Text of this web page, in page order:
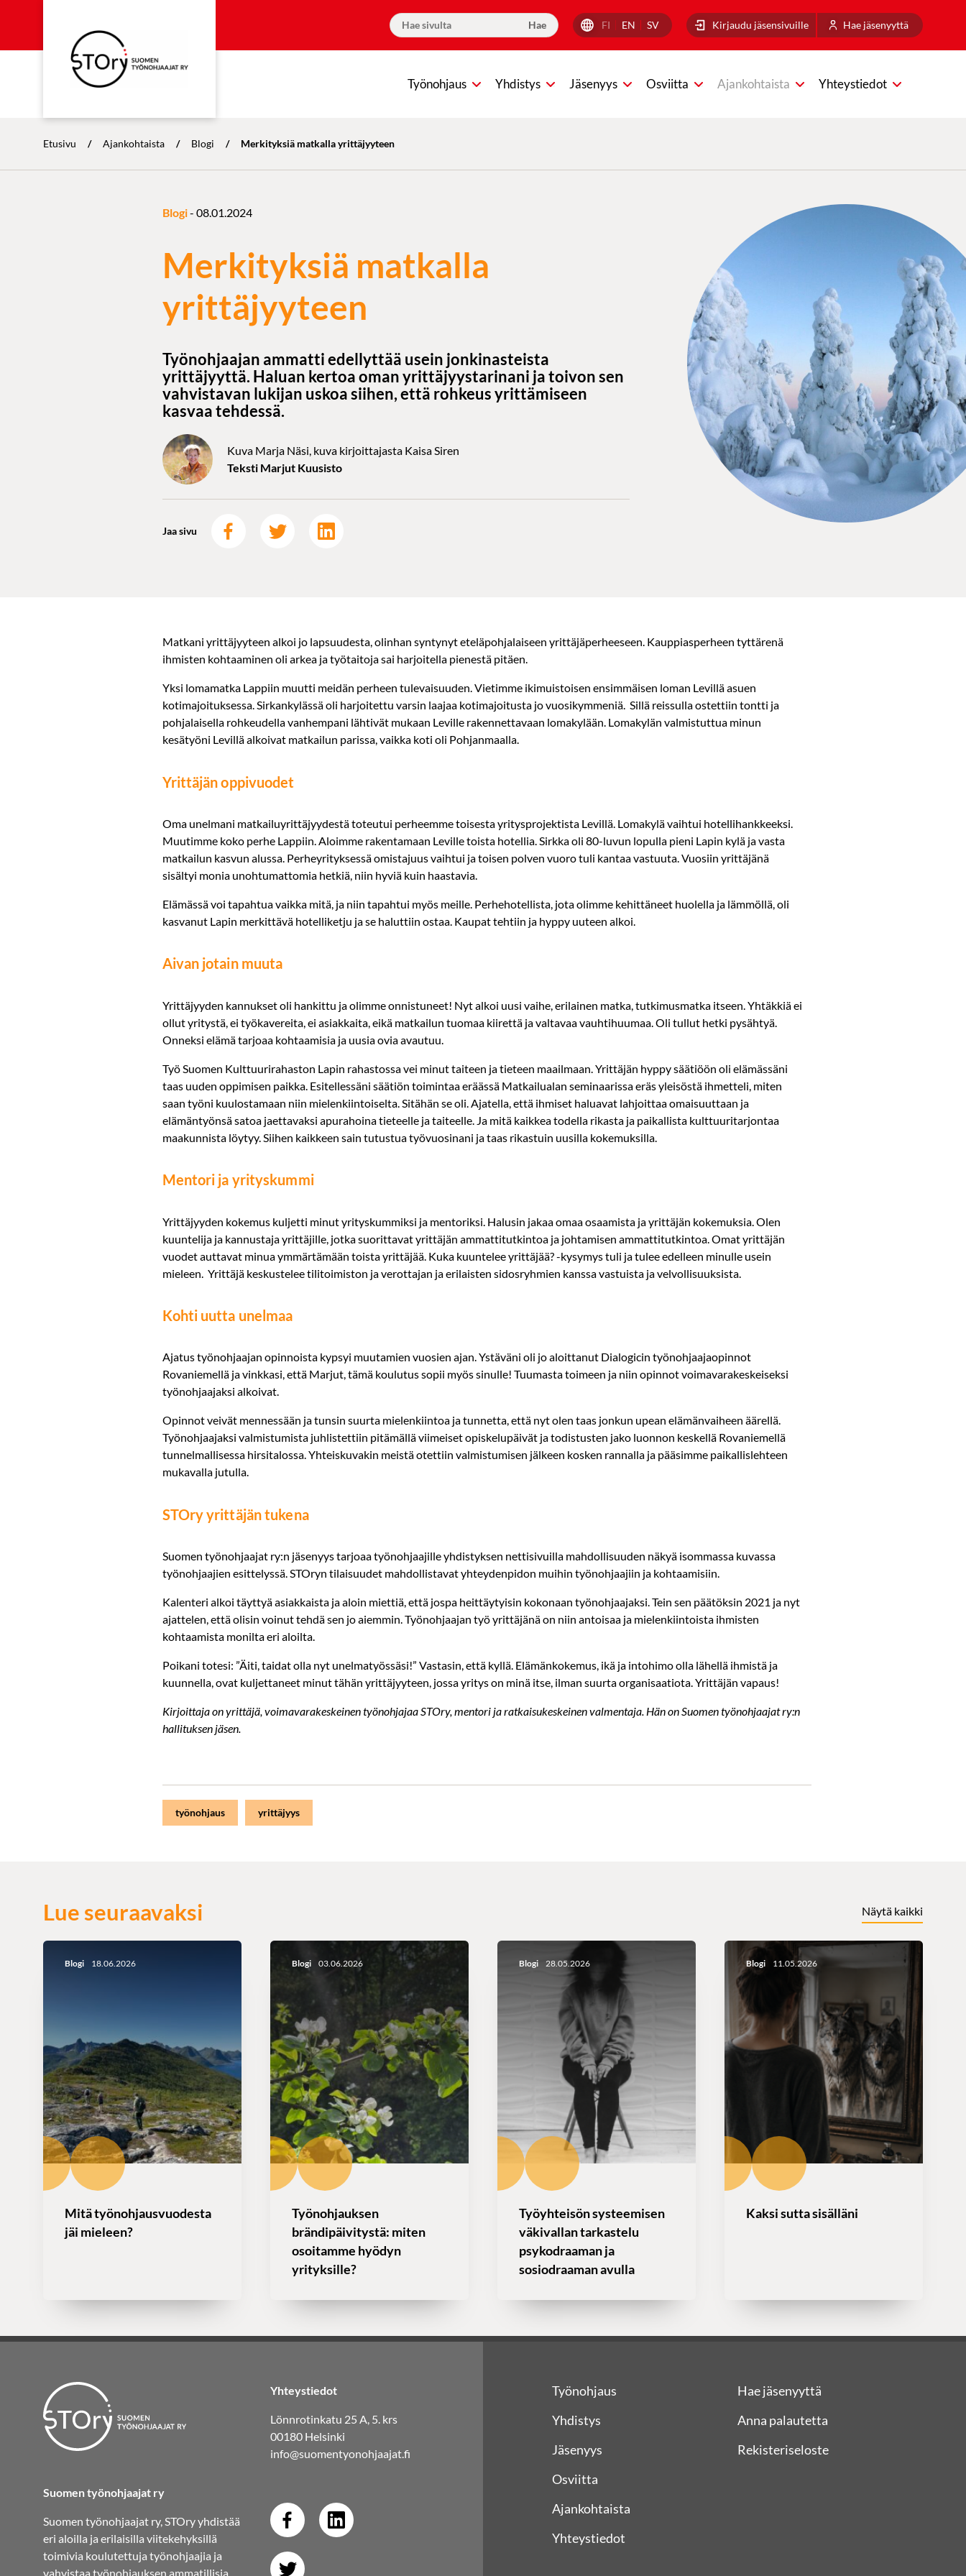
FI EN SV Kirjaudu jäsensivuille Hae jäsenyyttä
Työnohjaus Yhdistys Jäsenyys Osviitta Ajankohtaista Yhteystiedot
Etusivu / Ajankohtaista / Blogi / Merkityksiä matkalla yrittäjyyteen
Blogi- 08.01.2024
Merkityksiä matkalla
yrittäjyyteen
Työnohjaajan ammatti edellyttää usein jonkinasteista
yrittäjyyttä. Haluan kertoa oman yrittäjyystarinani ja toivon sen
vahvistavan lukijan uskoa siihen, että rohkeus yrittämiseen
kasvaa tehdessä.
Kuva Marja Näsi, kuva kirjoittajasta Kaisa Siren
Teksti Marjut Kuusisto
Jaa sivu
Matkani yrittäjyyteen alkoi jo lapsuudesta, olinhan syntynyt eteläpohjalaiseen yrittäjäperheeseen. Kauppiasperheen tyttärenä
ihmisten kohtaaminen oli arkea ja työtaitoja sai harjoitella pienestä pitäen.
Yksi lomamatka Lappiin muutti meidän perheen tulevaisuuden. Vietimme ikimuistoisen ensimmäisen loman Levillä asuen
kotimajoituksessa. Sirkankylässä oli harjoitettu varsin laajaa kotimajoitusta jo vuosikymmeniä. Sillä reissulla ostettiin tontti ja
pohjalaisella rohkeudella vanhempani lähtivät mukaan Leville rakennettavaan lomakylään. Lomakylän valmistuttua minun
kesätyöni Levillä alkoivat matkailun parissa, vaikka koti oli Pohjanmaalla.
Yrittäjän oppivuodet
Oma unelmani matkailuyrittäjyydestä toteutui perheemme toisesta yritysprojektista Levillä. Lomakylä vaihtui hotellihankkeeksi.
Muutimme koko perhe Lappiin. Aloimme rakentamaan Leville toista hotellia. Sirkka oli 80-luvun lopulla pieni Lapin kylä ja vasta
matkailun kasvun alussa. Perheyrityksessä omistajuus vaihtui ja toisen polven vuoro tuli kantaa vastuuta. Vuosiin yrittäjänä
sisältyi monia unohtumattomia hetkiä, niin hyviä kuin haastavia.
Elämässä voi tapahtua vaikka mitä, ja niin tapahtui myös meille. Perhehotellista, jota olimme kehittäneet huolella ja lämmöllä, oli
kasvanut Lapin merkittävä hotelliketju ja se haluttiin ostaa. Kaupat tehtiin ja hyppy uuteen alkoi.
Aivan jotain muuta
Yrittäjyyden kannukset oli hankittu ja olimme onnistuneet! Nyt alkoi uusi vaihe, erilainen matka, tutkimusmatka itseen. Yhtäkkiä ei
ollut yritystä, ei työkavereita, ei asiakkaita, eikä matkailun tuomaa kiirettä ja valtavaa vauhtihuumaa. Oli tullut hetki pysähtyä.
Onneksi elämä tarjoaa kohtaamisia ja uusia ovia avautuu.
Työ Suomen Kulttuurirahaston Lapin rahastossa vei minut taiteen ja tieteen maailmaan. Yrittäjän hyppy säätiöön oli elämässäni
taas uuden oppimisen paikka. Esitellessäni säätiön toimintaa eräässä Matkailualan seminaarissa eräs yleisöstä ihmetteli, miten
saan työni kuulostamaan niin mielenkiintoiselta. Sitähän se oli. Ajatella, että ihmiset haluavat lahjoittaa omaisuuttaan ja
elämäntyönsä satoa jaettavaksi apurahoina tieteelle ja taiteelle. Ja mitä kaikkea todella rikasta ja paikallista kulttuuritarjontaa
maakunnista löytyy. Siihen kaikkeen sain tutustua työvuosinani ja taas rikastuin uusilla kokemuksilla.
Mentori ja yrityskummi
Yrittäjyyden kokemus kuljetti minut yrityskummiksi ja mentoriksi. Halusin jakaa omaa osaamista ja yrittäjän kokemuksia. Olen
kuuntelija ja kannustaja yrittäjille, jotka suorittavat yrittäjän ammattitutkintoa ja johtamisen ammattitutkintoa. Omat yrittäjän
vuodet auttavat minua ymmärtämään toista yrittäjää. Kuka kuuntelee yrittäjää? -kysymys tuli ja tulee edelleen minulle usein
mieleen. Yrittäjä keskustelee tilitoimiston ja verottajan ja erilaisten sidosryhmien kanssa vastuista ja velvollisuuksista.
Kohti uutta unelmaa
Ajatus työnohjaajan opinnoista kypsyi muutamien vuosien ajan. Ystäväni oli jo aloittanut Dialogicin työnohjaajaopinnot
Rovaniemellä ja vinkkasi, että Marjut, tämä koulutus sopii myös sinulle! Tuumasta toimeen ja niin opinnot voimavarakeskeiseksi
työnohjaajaksi alkoivat.
Opinnot veivät mennessään ja tunsin suurta mielenkiintoa ja tunnetta, että nyt olen taas jonkun upean elämänvaiheen äärellä.
Työnohjaajaksi valmistumista juhlistettiin pitämällä viimeiset opiskelupäivät ja todistusten jako luonnon keskellä Rovaniemellä
tunnelmallisessa hirsitalossa. Yhteiskuvakin meistä otettiin valmistumisen jälkeen kosken rannalla ja pääsimme paikallislehteen
mukavalla jutulla.
STOry yrittäjän tukena
Suomen työnohjaajat ry:n jäsenyys tarjoaa työnohjaajille yhdistyksen nettisivuilla mahdollisuuden näkyä isommassa kuvassa
työnohjaajien esittelyssä. STOryn tilaisuudet mahdollistavat yhteydenpidon muihin työnohjaajiin ja kohtaamisiin.
Kalenteri alkoi täyttyä asiakkaista ja aloin miettiä, että jospa heittäytyisin kokonaan työnohjaajaksi. Tein sen päätöksin 2021 ja nyt
ajattelen, että olisin voinut tehdä sen jo aiemmin. Työnohjaajan työ yrittäjänä on niin antoisaa ja mielenkiintoista ihmisten
kohtaamista monilta eri aloilta.
Poikani totesi: ”Äiti, taidat olla nyt unelmatyössäsi!” Vastasin, että kyllä. Elämänkokemus, ikä ja intohimo olla lähellä ihmistä ja
kuunnella, ovat kuljettaneet minut tähän yrittäjyyteen, jossa yritys on minä itse, ilman suurta organisaatiota. Yrittäjän vapaus!
Kirjoittaja on yrittäjä, voimavarakeskeinen työnohjajaa STOry, mentori ja ratkaisukeskeinen valmentaja. Hän on Suomen työnohjaajat ry:n
hallituksen jäsen.
työnohjaus yrittäjyys
Lue seuraavaksi Näytä kaikki
Blogi 18.06.2026
Mitä työnohjausvuodesta
jäi mieleen?
Blogi 03.06.2026
Työnohjauksen
brändipäivitystä: miten
osoitamme hyödyn
yrityksille?
Blogi 28.05.2026
Työyhteisön systeemisen
väkivallan tarkastelu
psykodraaman ja
sosiodraaman avulla
Blogi 11.05.2026
Kaksi sutta sisälläni
Suomen työnohjaajat ry
Suomen työnohjaajat ry, STOry yhdistää
eri aloilla ja erilaisilla viitekehyksillä
toimivia koulutettuja työnohjaajia ja
vahvistaa työnohjauksen ammatillisia
Yhteystiedot
Lönnrotinkatu 25 A, 5. krs
00180 Helsinki
info@suomentyonohjaajat.fi
Työnohjaus
Yhdistys
Jäsenyys
Osviitta
Ajankohtaista
Yhteystiedot
Hae jäsenyyttä
Anna palautetta
Rekisteriseloste